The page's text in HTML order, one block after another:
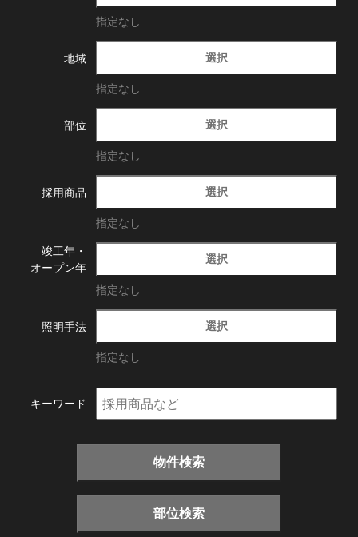
指定なし
地域 選択
指定なし
部位 選択
指定なし
採用商品 選択
指定なし
竣工年・
オープン年
選択
指定なし
照明手法 選択
指定なし
キーワード
物件検索
部位検索